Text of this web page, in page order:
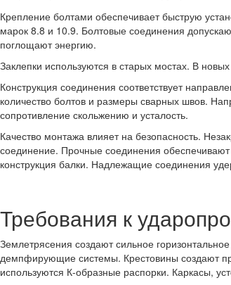
Крепление болтами обеспечивает быструю
марок 8.8 и 10.9. Болтовые соединения
поглощают энергию.
Заклепки используются в старых мостах. В
Конструкция соединения соответствует
количество болтов и размеры сварных швов.
сопротивление скольжению и усталость.
Качество монтажа влияет на безопасность.
соединение. Прочные соединения
конструкция балки. Надлежащие соединения
Требования к
Землетрясения создают сильное
демпфирующие системы. Крестовины создают
используются К-образные распорки. Каркасы,